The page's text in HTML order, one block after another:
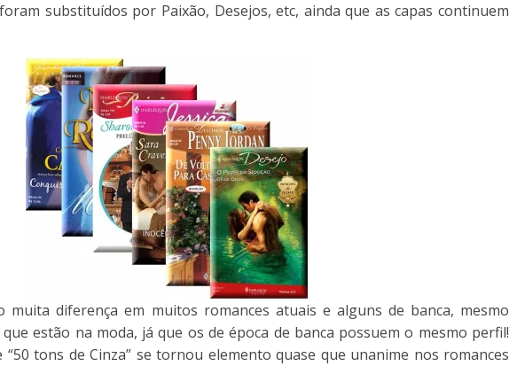
substituídos por Paixão, Desejos, etc, ainda que as capas continuem
muita diferença em muitos romances atuais e alguns de banca, mesmo
estão na moda, já que os de época de banca possuem o mesmo perfil!
tons de Cinza” se tornou elemento quase que unanime nos romances